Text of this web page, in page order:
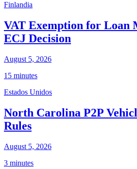
Finlandia
VAT Exemption for Loan
ECJ Decision
August 5, 2026
15 minutes
Estados Unidos
North Carolina P2P
Rules
August 5, 2026
3 minutes